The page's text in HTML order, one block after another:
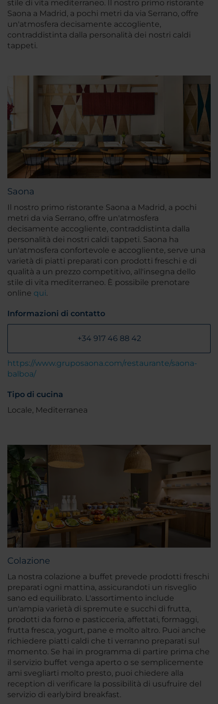
stile di vita mediterraneo. Il nostro primo ristorante
Saona a Madrid, a pochi metri da via Serrano, offre
un'atmosfera decisamente accogliente,
contraddistinta dalla personalità dei nostri caldi
tappeti.
Saona
Il nostro primo ristorante Saona a Madrid, a pochi
metri da via Serrano, offre un'atmosfera
decisamente accogliente, contraddistinta dalla
personalità dei nostri caldi tappeti. Saona ha
un'atmosfera confortevole e accogliente, serve una
varietà di piatti preparati con prodotti freschi e di
qualità a un prezzo competitivo, all'insegna dello
stile di vita mediterraneo. È possibile prenotare
online qui.
Informazioni di contatto
+34 917 46 88 42
https://www.gruposaona.com/restaurante/saona-
balboa/
Tipo di cucina
Locale, Mediterranea
Colazione
La nostra colazione a buffet prevede prodotti freschi
preparati ogni mattina, assicurandoti un risveglio
sano ed equilibrato. L'assortimento include
un'ampia varietà di spremute e succhi di frutta,
prodotti da forno e pasticceria, affettati, formaggi,
frutta fresca, yogurt, pane e molto altro. Puoi anche
richiedere piatti caldi che ti verranno preparati sul
momento. Se hai in programma di partire prima che
il servizio buffet venga aperto o se semplicemente
ami svegliarti molto presto, puoi chiedere alla
reception di verificare la possibilità di usufruire del
servizio di earlybird breakfast.